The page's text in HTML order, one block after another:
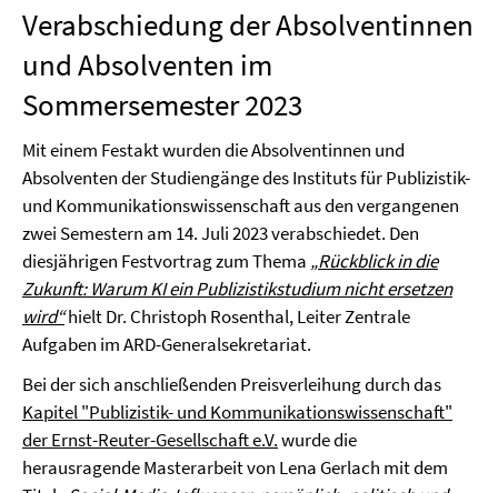
Verabschiedung der Absolventinnen
und Absolventen im
Sommersemester 2023
Mit einem Festakt wurden die Absolventinnen und
Absolventen der Studiengänge des Instituts für Publizistik-
und Kommunikationswissenschaft aus den vergangenen
zwei Semestern am 14. Juli 2023 verabschiedet. Den
diesjährigen Festvortrag zum Thema „Rückblick in die
Zukunft: Warum KI ein Publizistikstudium nicht ersetzen
wird“hielt Dr. Christoph Rosenthal, Leiter Zentrale
Aufgaben im ARD-Generalsekretariat.
Bei der sich anschließenden Preisverleihung durch das
Kapitel "Publizistik- und Kommunikationswissenschaft"
der Ernst-Reuter-Gesellschaft e.V.wurde die
herausragende Masterarbeit von Lena Gerlach mit dem